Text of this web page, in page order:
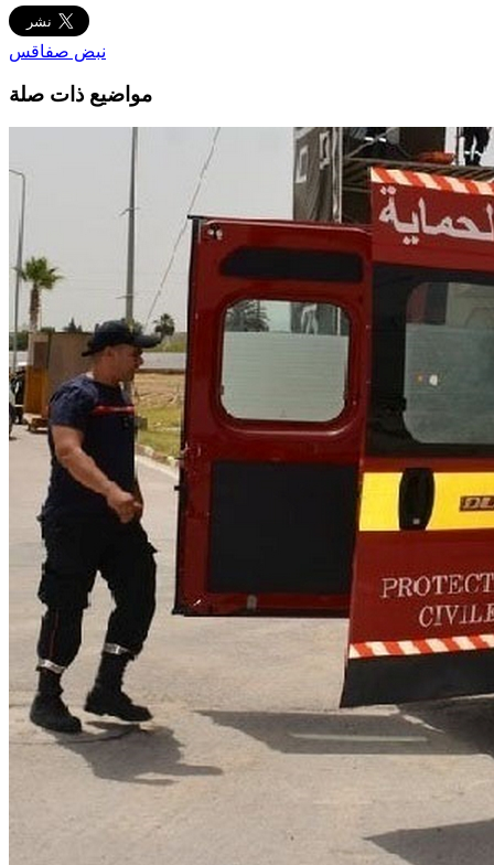
نبض صفاقس
مواضيع ذات صلة